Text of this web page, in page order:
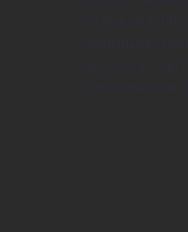
силикона.
защищая